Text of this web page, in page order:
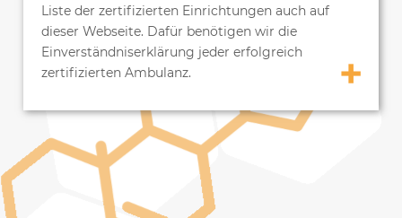
Liste der zertifizierten Einrichtungen auch auf
dieser Webseite. Dafür benötigen wir die
Einverständniserklärung jeder erfolgreich
zertifizierten Ambulanz.